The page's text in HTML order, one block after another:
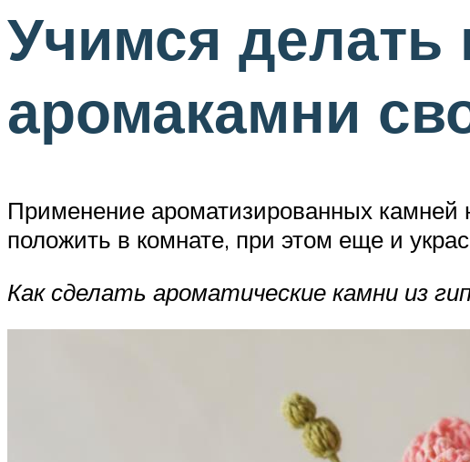
Учимся делать
аромакамни
Применение ароматизированных
положить в комнате, при этом еще и
Как сделать ароматические камни из